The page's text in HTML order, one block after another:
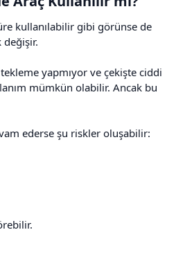
kullanılabilir gibi görünse de
değişir.
yapmıyor ve çekişte ciddi
mümkün olabilir. Ancak bu
ederse şu riskler oluşabilir: